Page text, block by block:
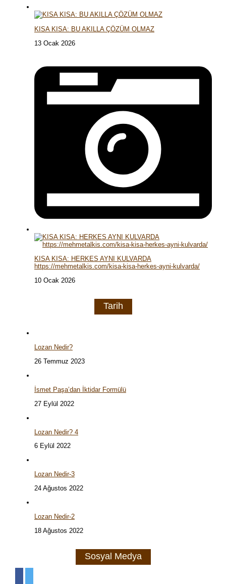
KISA KISA: BU AKILLA ÇÖZÜM OLMAZ
13 Ocak 2026
KISA KISA: HERKES AYNI KULVARDA
https://mehmetalkis.com/kisa-kisa-herkes-ayni-kulvarda/
10 Ocak 2026
Tarih
Lozan Nedir?
26 Temmuz 2023
İsmet Paşa’dan İktidar Formülü
27 Eylül 2022
Lozan Nedir? 4
6 Eylül 2022
Lozan Nedir-3
24 Ağustos 2022
Lozan Nedir-2
18 Ağustos 2022
Sosyal Medya